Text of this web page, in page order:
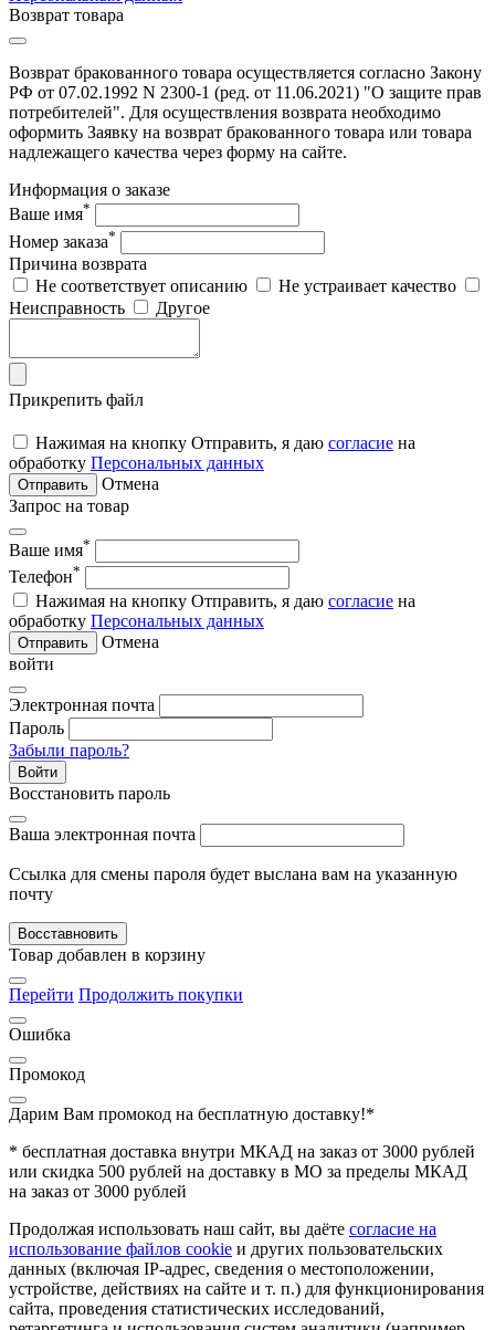
Возврат товара
Возврат бракованного товара осуществляется согласно Закону
РФ от 07.02.1992 N 2300-1 (ред. от 11.06.2021) "О защите прав
потребителей". Для осуществления возврата необходимо
оформить Заявку на возврат бракованного товара или товара
надлежащего качества через форму на сайте.
Информация о заказе
Ваше имя*
Номер заказа*
Причина возврата
Не соответствует описанию
Не устраивает качество
Неисправность
Другое
Прикрепить файл
Нажимая на кнопку Отправить, я даю согласие на
обработку Персональных данных
Отправить
Отмена
Запрос на товар
Ваше имя*
Телефон*
Нажимая на кнопку Отправить, я даю согласие на
обработку Персональных данных
Отправить
Отмена
войти
Электронная почта
Пароль
Забыли пароль?
Войти
Восстановить пароль
Ваша электронная почта
Ссылка для смены пароля будет выслана вам на указанную
почту
Восставновить
Товар добавлен в корзину
Перейти Продолжить покупки
Ошибка
Промокод
Дарим Вам промокод на бесплатную доставку!*
* бесплатная доставка внутри МКАД на заказ от 3000 рублей
или скидка 500 рублей на доставку в МО за пределы МКАД
на заказ от 3000 рублей
Продолжая использовать наш сайт, вы даёте согласие на
использование файлов cookie и других пользовательских
данных (включая IP-адрес, сведения о местоположении,
устройстве, действиях на сайте и т. п.) для функционирования
сайта, проведения статистических исследований,